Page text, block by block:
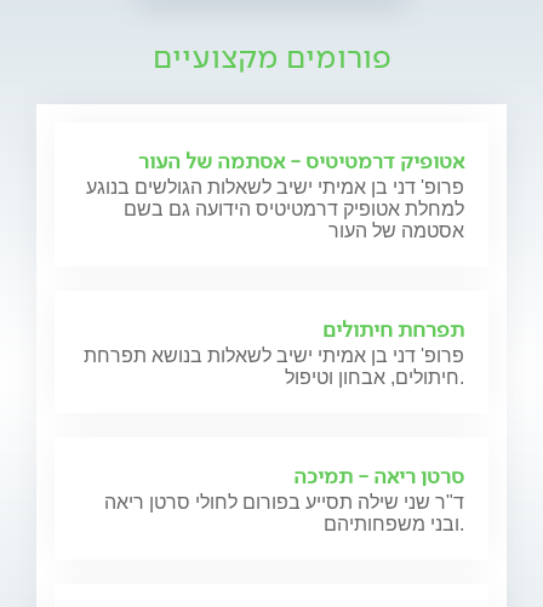
פורומים מקצועיים
אטופיק דרמטיטיס - אסתמה של העור
פרופ' דני בן אמיתי ישיב לשאלות הגולשים בנוגע
למחלת אטופיק דרמטיטיס הידועה גם בשם
אסטמה של העור
תפרחת חיתולים
פרופ' דני בן אמיתי ישיב לשאלות בנושא תפרחת
חיתולים, אבחון וטיפול.
סרטן ריאה - תמיכה
ד"ר שני שילה תסייע בפורום לחולי סרטן ריאה
ובני משפחותיהם.